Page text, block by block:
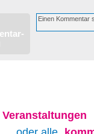
Veranstaltungen